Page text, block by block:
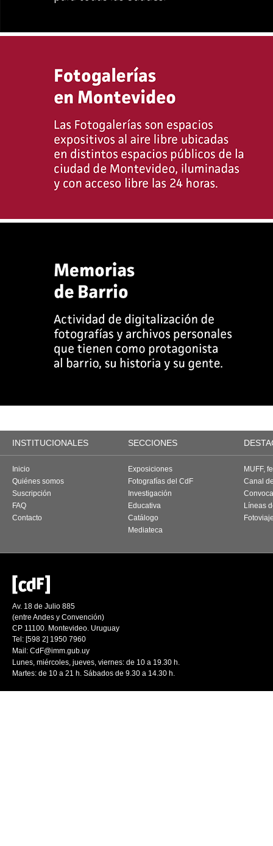
INSTITUCIONALES SECCIONES
Inicio
Quiénes somos
Suscripción
FAQ
Contacto
Exposiciones
Fotografías del CdF
Investigación
Educativa
Catálogo
Mediateca
MUFF,
Canal
Líneas
Av. 18 de Julio 885
(entre Andes y Convención)
CP 11100. Montevideo. Uruguay
Tel: [598 2] 1950 7960
Mail: CdF@imm.gub.uy
Lunes, miércoles, jueves, viernes: de 10 a 19.30 h.
Martes: de 10 a 21 h. Sábados de 9.30 a 14.30 h.